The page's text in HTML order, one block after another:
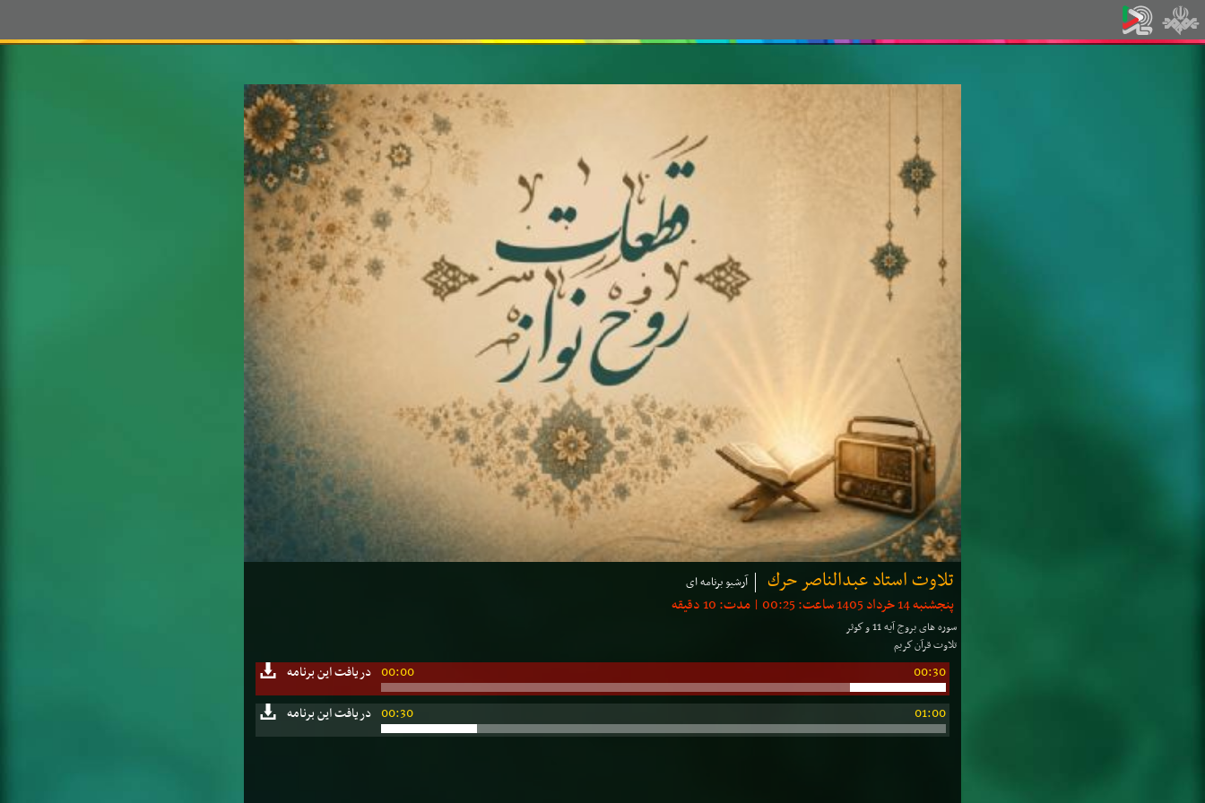
تلاوت استاد عبدالناصر حرك آرشیو برنامه ای
پنجشنبه 14 خرداد 1405 ساعت: 00:25 | مدت: 10 دقیقه
سوره های بروج آیه 11 و كوثر
تلاوت قرآن كریم
دریافت این برنامه 00:00
00:30
دریافت این برنامه 00:30 01:00